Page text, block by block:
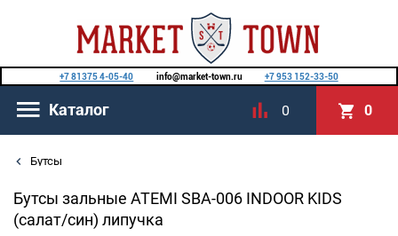
+7 81375 4-05-40 info@market-town.ru +7 953 152-33-50
Каталог 0 0
Бутсы
Бутсы зальные ATEMI SBA-006 INDOOR KIDS
(салат/син) липучка